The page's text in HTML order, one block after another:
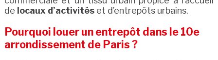
de locaux d’activitéset d’entrepôts urbains.
Pourquoi louer un entrepôt dans le 10e
arrondissement de Paris ?